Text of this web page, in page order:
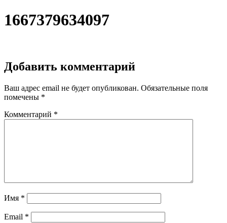
1667379634097
Добавить комментарий
Ваш адрес email не будет опубликован. Обязательные поля
помечены *
Комментарий *
Имя *
Email *